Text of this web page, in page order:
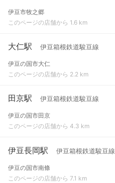
伊豆市牧之郷
このページの店舗から 1.6 km
大仁駅 伊豆箱根鉄道駿豆線
伊豆の国市大仁
このページの店舗から 2.2 km
田京駅 伊豆箱根鉄道駿豆線
伊豆の国市田京
このページの店舗から 4.3 km
伊豆長岡駅 伊豆箱根鉄道駿豆線
伊豆の国市南條
このページの店舗から 7.1 km